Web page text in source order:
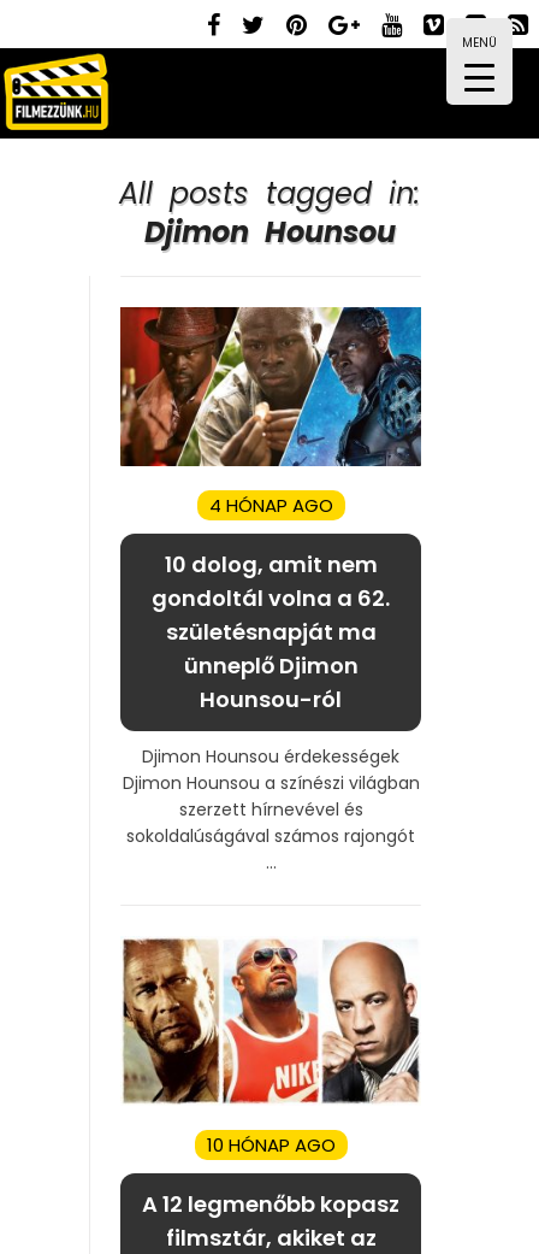
MENÜ
All posts tagged in:
Djimon Hounsou
4 HÓNAP AGO
10 dolog, amit nem
gondoltál volna a 62.
születésnapját ma
ünneplő Djimon
Hounsou-ról
Djimon Hounsou érdekességek
Djimon Hounsou a színészi világban
szerzett hírnevével és
sokoldalúságával számos rajongót
...
10 HÓNAP AGO
A 12 legmenőbb kopasz
filmsztár, akiket az